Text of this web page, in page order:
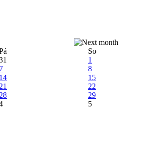
So
1
7 8
14 15
21 22
28 29
5